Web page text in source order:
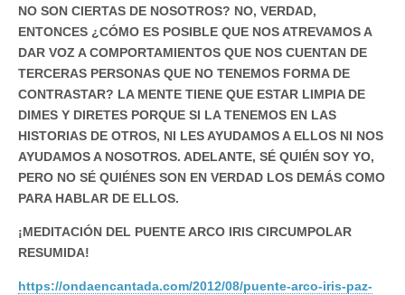
NO SON CIERTAS DE NOSOTROS? NO, VERDAD,
ENTONCES ¿CÓMO ES POSIBLE QUE NOS ATREVAMOS A
DAR VOZ A COMPORTAMIENTOS QUE NOS CUENTAN DE
TERCERAS PERSONAS QUE NO TENEMOS FORMA DE
CONTRASTAR? LA MENTE TIENE QUE ESTAR LIMPIA DE
DIMES Y DIRETES PORQUE SI LA TENEMOS EN LAS
HISTORIAS DE OTROS, NI LES AYUDAMOS A ELLOS NI NOS
AYUDAMOS A NOSOTROS. ADELANTE, SÉ QUIÉN SOY YO,
PERO NO SÉ QUIÉNES SON EN VERDAD LOS DEMÁS COMO
PARA HABLAR DE ELLOS.
¡MEDITACIÓN DEL PUENTE ARCO IRIS CIRCUMPOLAR
RESUMIDA!
https://ondaencantada.com/2012/08/puente-arco-iris-paz-